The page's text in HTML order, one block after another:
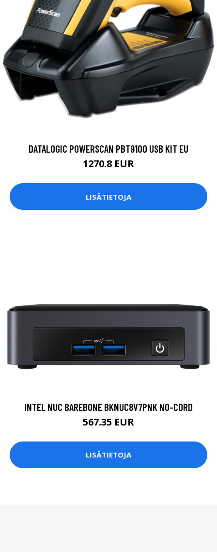
DATALOGIC POWERSCAN PBT9100 USB KIT EU
1270.8 EUR
LISÄTIETOJA
INTEL NUC BAREBONE BKNUC8V7PNK NO-CORD
567.35 EUR
LISÄTIETOJA